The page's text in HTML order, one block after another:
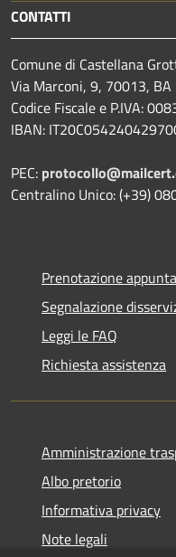
CONTATTI
Comune di Castellana
Via Marconi, 9, 70013, BA
Codice Fiscale e P.IVA:
IBAN:
PEC:
Centralino Unico: (+39)
Prenotazione
Segnalazione
Leggi le FAQ
Richiesta assistenza
Amministrazione
Albo pretorio
Informativa privacy
Note legali